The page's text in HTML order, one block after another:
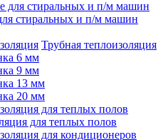
стиральных и п/м машин
Трубная теплоизоляция
6 мм
9 мм
13 мм
20 мм
для теплых полов